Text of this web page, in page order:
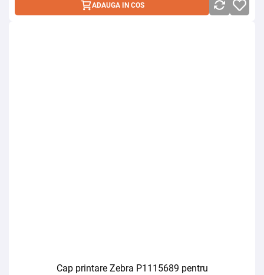
ADAUGA IN COS
Cap printare Zebra P1115689 pentru